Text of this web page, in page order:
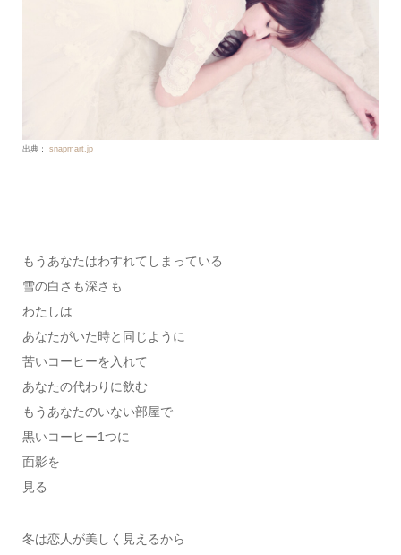
出典： snapmart.jp
もうあなたはわすれてしまっている
雪の白さも深さも
わたしは
あなたがいた時と同じように
苦いコーヒーを入れて
あなたの代わりに飲む
もうあなたのいない部屋で
黒いコーヒー1つに
面影を
見る
冬は恋人が美しく見えるから